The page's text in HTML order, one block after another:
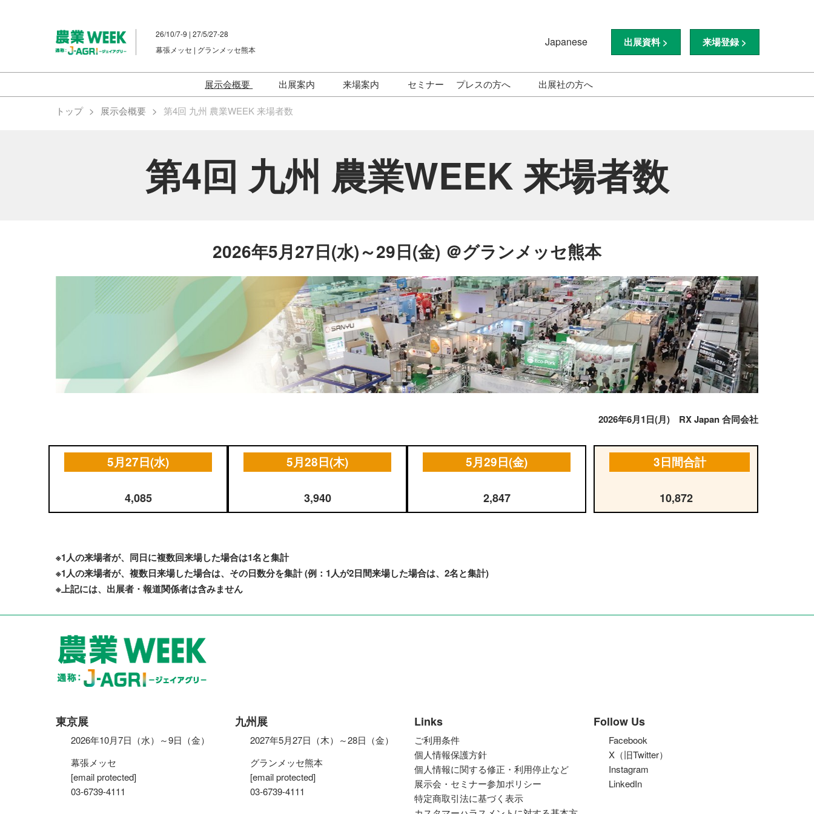
ッ
プ
進
む
26/10/7-9 | 27/5/27-28
幕張メッセ | グランメッセ熊本
Japanese
English
简体字
出展資料 > 来場登録 >
展示会概要
スマート農業EXPO
農業 脱炭素・SDGs EXPO
次世代 農業経営EXPO
2025年10月 東京展 結果報
農業WEEKの理念
出展案内
来場案内
九州展 特別イベント一覧
未来の農機 モデル展示＆実
演イベント
索サイト 注目企業ランキン
注目の製品特集 一覧（2026
年）
展示会・セミナー参加ポリ
シー
セミナー
プレスの方へ
出展社の方へ
トップ 展示会概要 第4回 九州 農業WEEK 来場者数
第4回 九州 農業WEEK 来場者数
2026年5月27日(水)～29日(金) ＠グランメッセ熊本
2026年6月1日(月) RX Japan 合同会社
5月27日(水)
4,085
5月28日(木)
3,940
5月29日(金)
2,847
3日間合計
10,872
※1人の来場者が、同日に複数回来場した場合は1名と集計
※1人の来場者が、複数日来場した場合は、その日数分を集計 (例：1人が2日間来場した場合は、2名と集計)
※上記には、出展者・報道関係者は含みません
東京展
2026年10月7日（水）～9日（金）
幕張メッセ
[email protected]
03-6739-4111
九州展
2027年5月27日（木）～28日（金）
グランメッセ熊本
[email protected]
03-6739-4111
Links
ご利用条件
個人情報保護方針
個人情報に関する修正・利用停止など
展示会・セミナー参加ポリシー
特定商取引法に基づく表示
Follow Us
Facebook
X（旧Twitter）
Instagram
LinkedIn